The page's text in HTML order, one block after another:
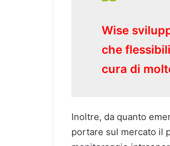
Wise
che
cura di
Inoltre, da quanto
portare sul mercato il